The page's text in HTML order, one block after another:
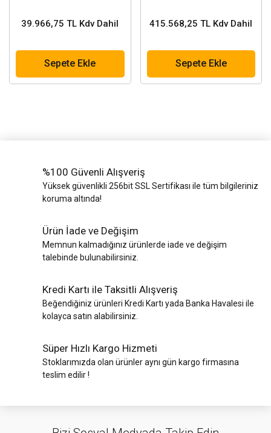
39.966,75 TL Kdv Dahil
Sepete Ekle
415.568,25 TL Kdv Dahil
Sepete Ekle
%100 Güvenli Alışveriş
Yüksek güvenlikli 256bit SSL Sertifikası ile tüm bilgileriniz
koruma altında!
Ürün İade ve Değişim
Memnun kalmadığınız ürünlerde iade ve değişim
talebinde bulunabilirsiniz.
Kredi Kartı ile Taksitli Alışveriş
Beğendiğiniz ürünleri Kredi Kartı yada Banka Havalesi ile
kolayca satın alabilirsiniz.
Süper Hızlı Kargo Hizmeti
Stoklarımızda olan ürünler aynı gün kargo firmasına
teslim edilir !